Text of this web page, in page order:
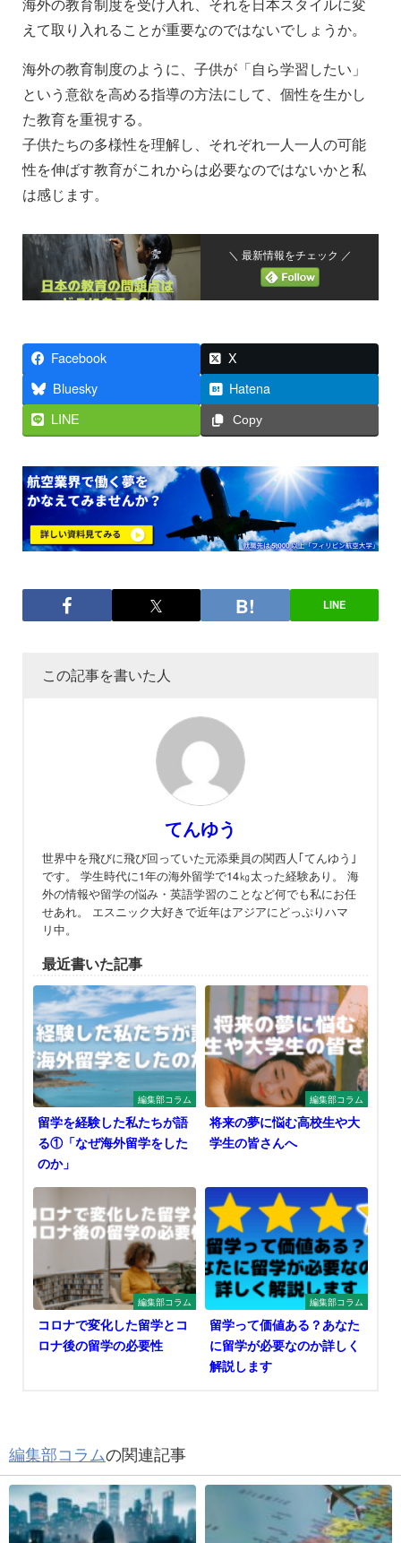
えて取り入れることが重要なのではないでしょうか。
海外の教育制度のように、子供が「自ら学習したい」
という意欲を高める指導の方法にして、個性を生かし
た教育を重視する。
子供たちの多様性を理解し、それぞれ一人一人の可能
性を伸ばす教育がこれからは必要なのではないかと私
は感じます。
＼ 最新情報をチェック ／
Facebook
X
Bluesky
Hatena
LINE
Copy
LINE
この記事を書いた人
てんゆう
世界中を飛びに飛び回っていた元添乗員の関西人｢てんゆう｣
です。 学生時代に1年の海外留学で14㎏太った経験あり。 海
外の情報や留学の悩み・英語学習のことなど何でも私にお任
せあれ。 エスニック大好きで近年はアジアにどっぷりハマ
リ中。
最近書いた記事
編集部コラム
留学を経験した私たちが語
る①「なぜ海外留学をした
のか」
編集部コラム
将来の夢に悩む高校生や大
学生の皆さんへ
編集部コラム
コロナで変化した留学とコ
ロナ後の留学の必要性
編集部コラム
留学って価値ある？あなた
に留学が必要なのか詳しく
解説します
編集部コラムの関連記事